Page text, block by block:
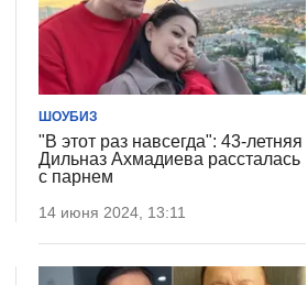
ШОУБИЗ
"В этот раз навсегда": 43-летняя
Дильназ Ахмадиева рассталась
с парнем
14 июня 2024, 13:11